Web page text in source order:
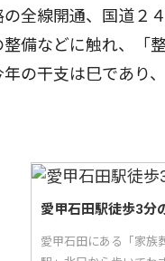
全線開通、国道２
備などに触れ、「
の干支は巳であり
愛甲石田駅徒歩3分
愛甲石田にある「家族